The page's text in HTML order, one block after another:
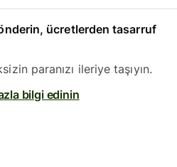
ücretlerden tasarruf
paranızı ileriye taşıyın.
bilgi edinin